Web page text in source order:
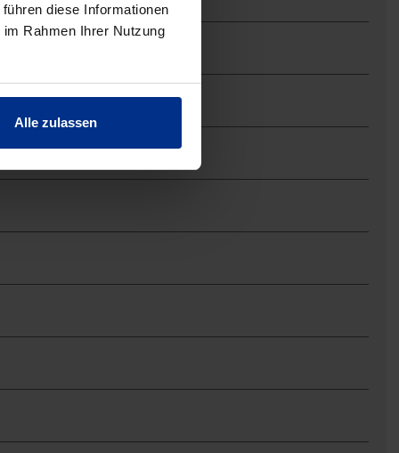
diese Informationen
Rahmen Ihrer Nutzung
Alle zulassen